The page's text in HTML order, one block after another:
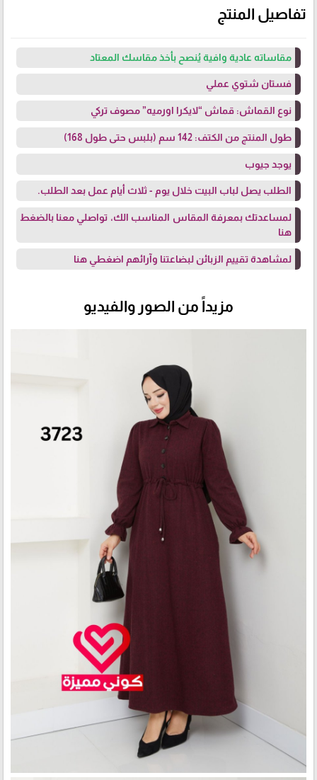
تفاصيل المنتج
مقاساته عادية وافية يُنصح بأخذ مقاسك المعتاد
فستان شتوي عملي
نوع القماش: قماش “لايكرا اورميه” مصوف تركي
طول المنتج من الكتف: 142 سم (بلبس حتى طول 168)
يوجد جيوب
الطلب يصل لباب البيت خلال يوم - ثلاث أيام عمل بعد الطلب.
لمساعدتك بمعرفة المقاس المناسب الك، تواصلي معنابالضغط
هنا
لمشاهدة تقييم الزبائن لبضاعتنا وآرائهم اضغطي هنا
مزيداً من الصور والفيديو